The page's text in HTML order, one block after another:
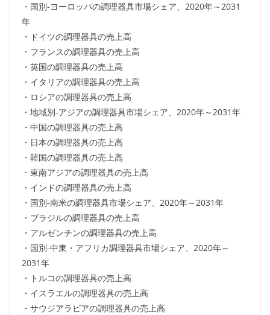
・国別-ヨーロッパの調理器具市場シェア、2020年～2031
年
・ドイツの調理器具の売上高
・フランスの調理器具の売上高
・英国の調理器具の売上高
・イタリアの調理器具の売上高
・ロシアの調理器具の売上高
・地域別-アジアの調理器具市場シェア、2020年～2031年
・中国の調理器具の売上高
・日本の調理器具の売上高
・韓国の調理器具の売上高
・東南アジアの調理器具の売上高
・インドの調理器具の売上高
・国別-南米の調理器具市場シェア、2020年～2031年
・ブラジルの調理器具の売上高
・アルゼンチンの調理器具の売上高
・国別-中東・アフリカ調理器具市場シェア、2020年～
2031年
・トルコの調理器具の売上高
・イスラエルの調理器具の売上高
・サウジアラビアの調理器具の売上高